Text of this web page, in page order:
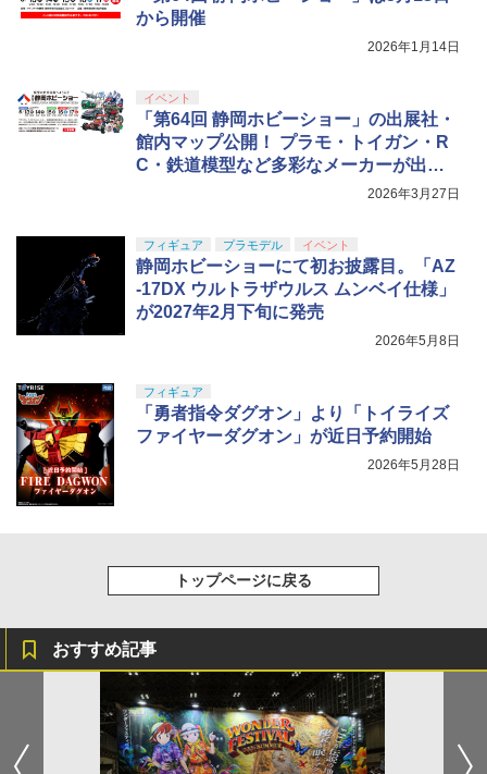
から開催
2026年1月14日
イベント
「第64回 静岡ホビーショー」の出展社・
館内マップ公開！ プラモ・トイガン・R
C・鉄道模型など多彩なメーカーが出展
2026年3月27日
フィギュア プラモデル イベント
静岡ホビーショーにて初お披露目。「AZ
-17DX ウルトラザウルス ムンベイ仕様」
が2027年2月下旬に発売
2026年5月8日
フィギュア
「勇者指令ダグオン」より「トイライズ
ファイヤーダグオン」が近日予約開始
2026年5月28日
トップページに戻る
おすすめ記事